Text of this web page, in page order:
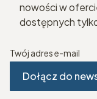
nowości w
dostępnych
Twój adres e-mail
Dołącz do